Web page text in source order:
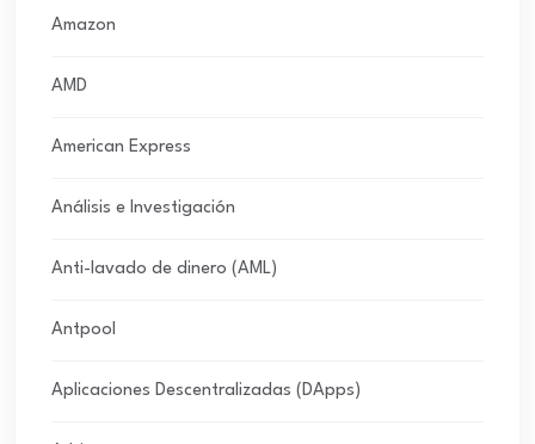
Amazon
AMD
American Express
Análisis e Investigación
Anti-lavado de dinero (AML)
Antpool
Aplicaciones Descentralizadas (DApps)